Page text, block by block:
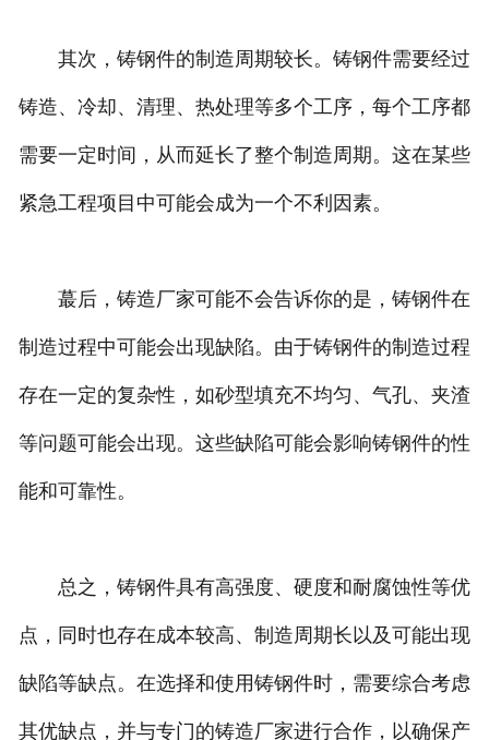
其次，铸钢件的制造周期较长。铸钢件需要经过
铸造、冷却、清理、热处理等多个工序，每个工序都
需要一定时间，从而延长了整个制造周期。这在某些
紧急工程项目中可能会成为一个不利因素。
蕞后，铸造厂家可能不会告诉你的是，铸钢件在
制造过程中可能会出现缺陷。由于铸钢件的制造过程
存在一定的复杂性，如砂型填充不均匀、气孔、夹渣
等问题可能会出现。这些缺陷可能会影响铸钢件的性
能和可靠性。
总之，铸钢件具有高强度、硬度和耐腐蚀性等优
点，同时也存在成本较高、制造周期长以及可能出现
缺陷等缺点。在选择和使用铸钢件时，需要综合考虑
其优缺点，并与专门的铸造厂家进行合作，以确保产